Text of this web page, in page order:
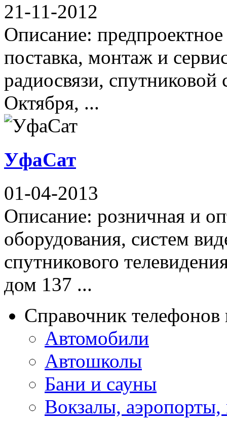
21-11-2012
Описание:
поставка, монтаж и
радиосвязи,
Октября, ...
УфаСат
01-04-2013
Описание: розничная и
оборудования, систем
спутникового
дом 137 ...
Справочник
Автомобили
Автошколы
Бани и сауны
Вокзалы,